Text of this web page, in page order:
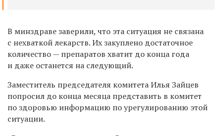
В минздраве заверили, что эта ситуация не связана
с нехваткой лекарств. Их закуплено достаточное
количество — препаратов хватит до конца года
и даже останется на следующий.
Заместитель председателя комитета Илья Зайцев
попросил до конца месяца представить в комитет
по здоровью информацию по урегулированию этой
ситуации.